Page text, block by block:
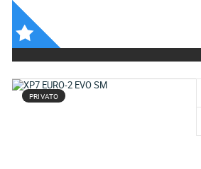
PRIVATO